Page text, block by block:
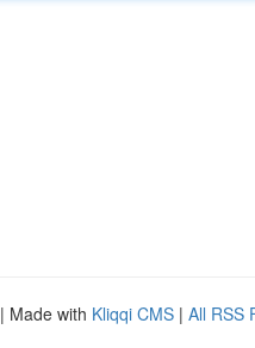
| Made with Kliqqi CMS | All RSS